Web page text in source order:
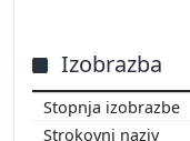
Izobrazba